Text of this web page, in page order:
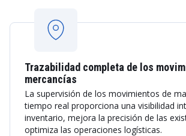
Trazabilidad completa de los
mercancías
La supervisión de los movimientos de
tiempo real proporciona una visibilidad
inventario, mejora la precisión de las
optimiza las operaciones logísticas.